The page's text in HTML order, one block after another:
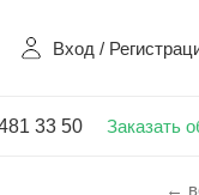
Вход /
33 50 Заказать
←